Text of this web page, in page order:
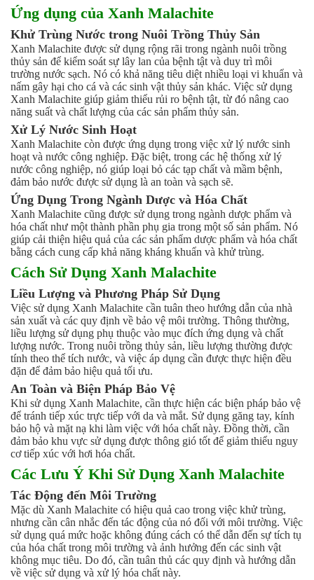
Ứng dụng của Xanh Malachite
Khử Trùng Nước trong Nuôi Trồng Thủy Sản
Xanh Malachite được sử dụng rộng rãi trong ngành nuôi trồng
thủy sản để kiểm soát sự lây lan của bệnh tật và duy trì môi
trường nước sạch. Nó có khả năng tiêu diệt nhiều loại vi khuẩn và
nấm gây hại cho cá và các sinh vật thủy sản khác. Việc sử dụng
Xanh Malachite giúp giảm thiểu rủi ro bệnh tật, từ đó nâng cao
năng suất và chất lượng của các sản phẩm thủy sản.
Xử Lý Nước Sinh Hoạt
Xanh Malachite còn được ứng dụng trong việc xử lý nước sinh
hoạt và nước công nghiệp. Đặc biệt, trong các hệ thống xử lý
nước công nghiệp, nó giúp loại bỏ các tạp chất và mầm bệnh,
đảm bảo nước được sử dụng là an toàn và sạch sẽ.
Ứng Dụng Trong Ngành Dược và Hóa Chất
Xanh Malachite cũng được sử dụng trong ngành dược phẩm và
hóa chất như một thành phần phụ gia trong một số sản phẩm. Nó
giúp cải thiện hiệu quả của các sản phẩm dược phẩm và hóa chất
bằng cách cung cấp khả năng kháng khuẩn và khử trùng.
Cách Sử Dụng Xanh Malachite
Liều Lượng và Phương Pháp Sử Dụng
Việc sử dụng Xanh Malachite cần tuân theo hướng dẫn của nhà
sản xuất và các quy định về bảo vệ môi trường. Thông thường,
liều lượng sử dụng phụ thuộc vào mục đích ứng dụng và chất
lượng nước. Trong nuôi trồng thủy sản, liều lượng thường được
tính theo thể tích nước, và việc áp dụng cần được thực hiện đều
đặn để đảm bảo hiệu quả tối ưu.
An Toàn và Biện Pháp Bảo Vệ
Khi sử dụng Xanh Malachite, cần thực hiện các biện pháp bảo vệ
để tránh tiếp xúc trực tiếp với da và mắt. Sử dụng găng tay, kính
bảo hộ và mặt nạ khi làm việc với hóa chất này. Đồng thời, cần
đảm bảo khu vực sử dụng được thông gió tốt để giảm thiểu nguy
cơ tiếp xúc với hơi hóa chất.
Các Lưu Ý Khi Sử Dụng Xanh Malachite
Tác Động đến Môi Trường
Mặc dù Xanh Malachite có hiệu quả cao trong việc khử trùng,
nhưng cần cân nhắc đến tác động của nó đối với môi trường. Việc
sử dụng quá mức hoặc không đúng cách có thể dẫn đến sự tích tụ
của hóa chất trong môi trường và ảnh hưởng đến các sinh vật
không mục tiêu. Do đó, cần tuân thủ các quy định và hướng dẫn
về việc sử dụng và xử lý hóa chất này.